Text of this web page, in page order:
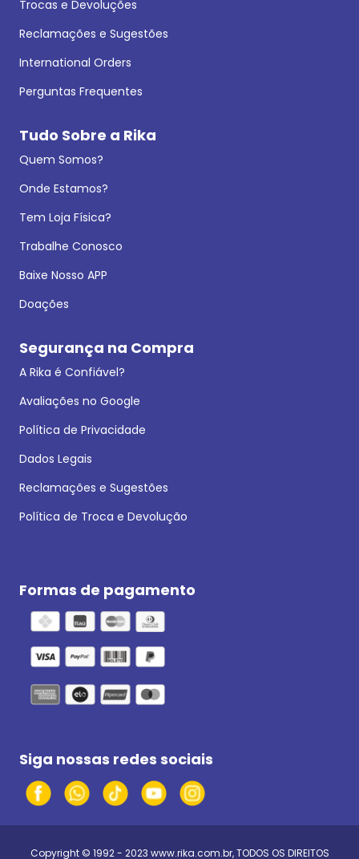
Trocas e Devoluções
Reclamações e Sugestões
International Orders
Perguntas Frequentes
Tudo Sobre a Rika
Quem Somos?
Onde Estamos?
Tem Loja Física?
Trabalhe Conosco
Baixe Nosso APP
Doações
Segurança na Compra
A Rika é Confiável?
Avaliações no Google
Política de Privacidade
Dados Legais
Reclamações e Sugestões
Política de Troca e Devolução
Formas de pagamento
Siga nossas redes sociais
Copyright © 1992 - 2023 www.rika.com.br, TODOS OS DIREITOS